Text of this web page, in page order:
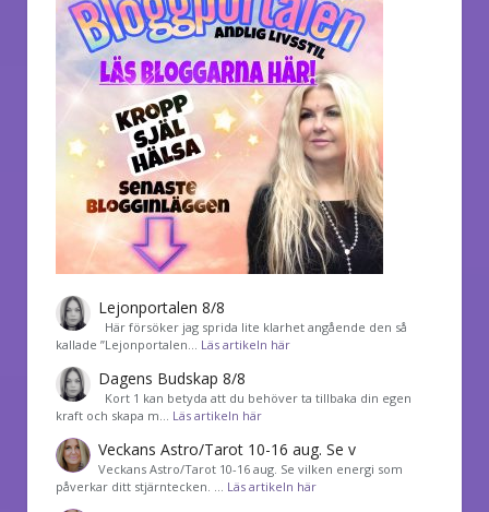
Lejonportalen 8/8
Här försöker jag sprida lite klarhet angående den så
kallade ”Lejonportalen… Läs artikeln här
Dagens Budskap 8/8
Kort 1 kan betyda att du behöver ta tillbaka din egen
kraft och skapa m… Läs artikeln här
Veckans Astro/Tarot 10-16 aug. Se v
Veckans Astro/Tarot 10-16 aug. Se vilken energi som
påverkar ditt stjärntecken. … Läs artikeln här